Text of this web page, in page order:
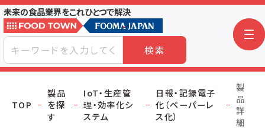
未来の食品業界をこれひとつで解決
検索
TOP
製品
を探
す
IoT・生産管
理・効率化シ
ステム
日報・記録電子
化（ペーパーレ
ス化）
製
品
詳
細